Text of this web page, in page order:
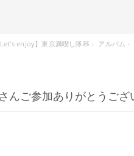
Let's enjoy】東京満喫し隊🧸 アルバム
んご参加ありがとうござ